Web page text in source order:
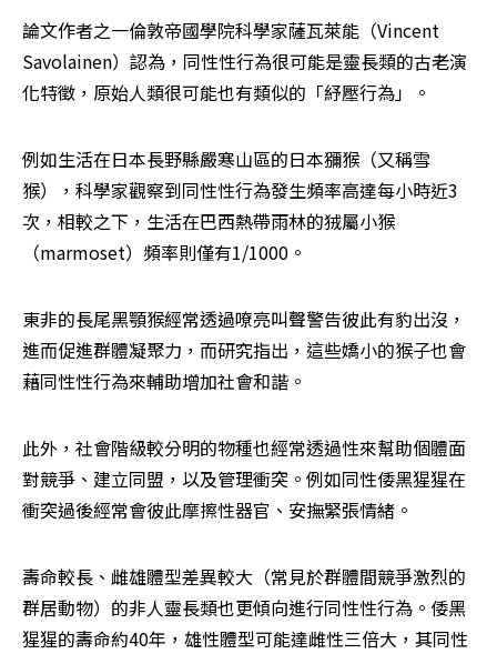
論文作者之一倫敦帝國學院科學家薩瓦萊能（Vincent
Savolainen）認為，同性性行為很可能是靈長類的古老演
化特徵，原始人類很可能也有類似的「紓壓行為」。
例如生活在日本長野縣嚴寒山區的日本獼猴（又稱雪
猴），科學家觀察到同性性行為發生頻率高達每小時近3
次，相較之下，生活在巴西熱帶雨林的狨屬小猴
（marmoset）頻率則僅有1/1000。
東非的長尾黑顎猴經常透過嘹亮叫聲警告彼此有豹出沒，
進而促進群體凝聚力，而研究指出，這些嬌小的猴子也會
藉同性性行為來輔助增加社會和諧。
此外，社會階級較分明的物種也經常透過性來幫助個體面
對競爭、建立同盟，以及管理衝突。例如同性倭黑猩猩在
衝突過後經常會彼此摩擦性器官、安撫緊張情緒。
壽命較長、雌雄體型差異較大（常見於群體間競爭激烈的
群居動物）的非人靈長類也更傾向進行同性性行為。倭黑
猩猩的壽命約40年，雄性體型可能達雌性三倍大，其同性